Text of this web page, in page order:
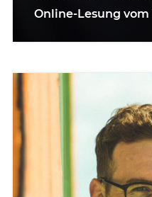
Online-Lesung vom